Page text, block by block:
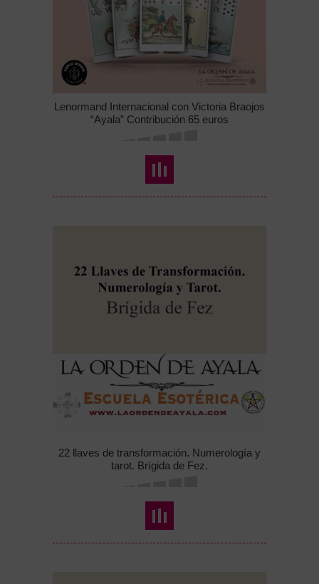
Lenormand Internacional con Victoria Braojos
“Ayala” Contribución 65 euros
22 llaves de transformación. Numerología y
tarot. Brígida de Fez.